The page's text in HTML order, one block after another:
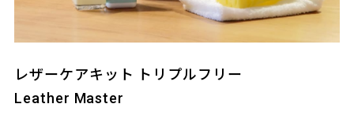
レザーケアキット トリプルフリー
Leather Master